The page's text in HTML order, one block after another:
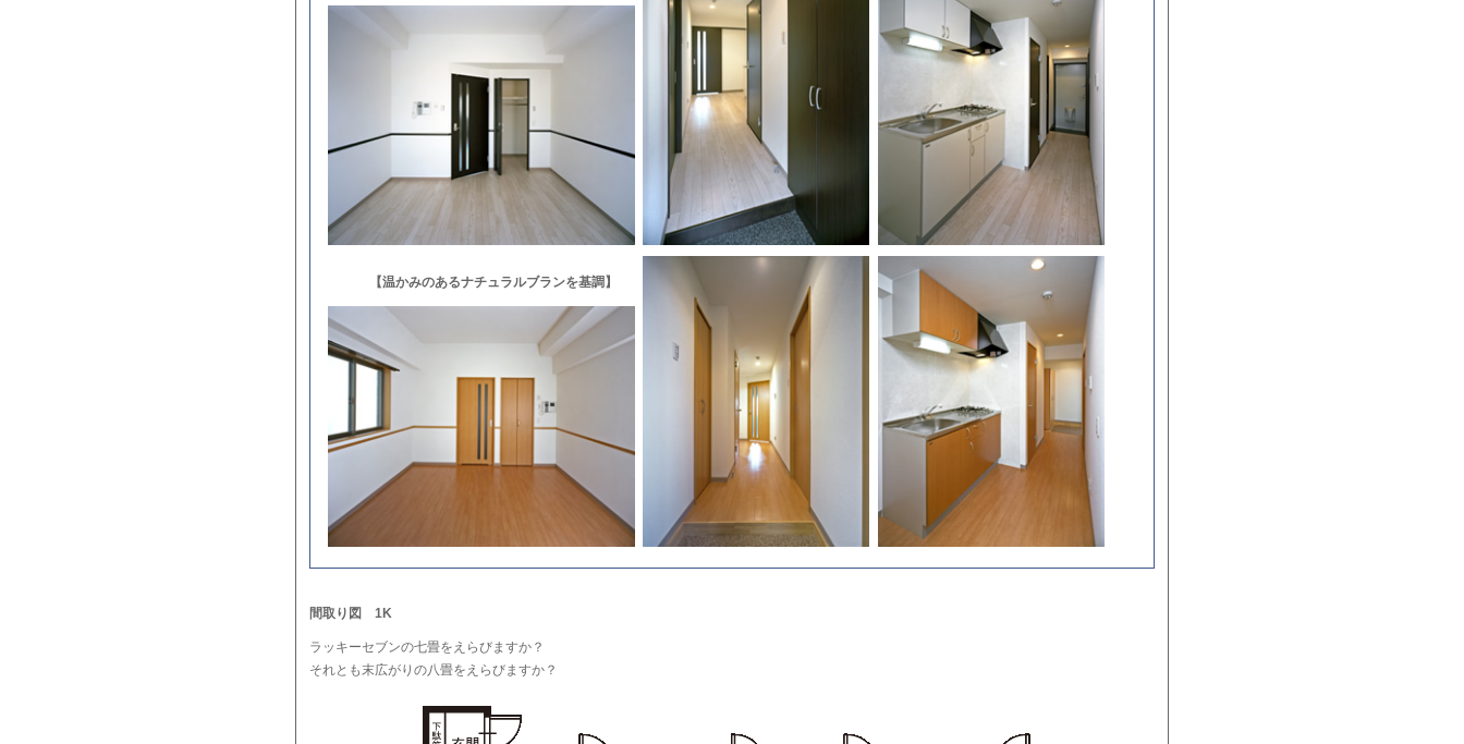
【温かみのあるナチュラルブランを基調】
間取り図 1K
ラッキーセブンの七畳をえらびますか？
それとも末広がりの八畳をえらびますか？